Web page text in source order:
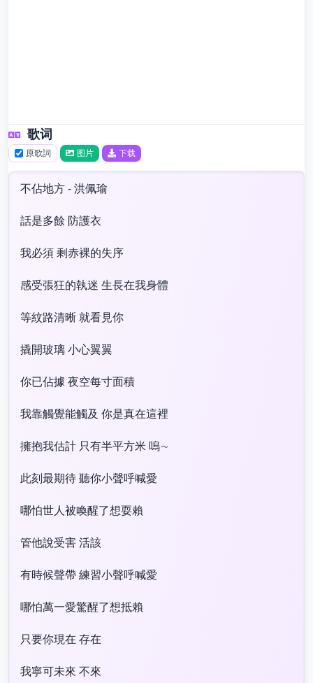
歌词
原歌詞 图片 下载
不佔地方 - 洪佩瑜
話是多餘 防護衣
我必須 剩赤裸的失序
感受張狂的執迷 生長在我身體
等紋路清晰 就看見你
撬開玻璃 小心翼翼
你已佔據 夜空每寸面積
我靠觸覺能觸及 你是真在這裡
擁抱我估計 只有半平方米 嗚∼
此刻最期待 聽你小聲呼喊愛
哪怕世人被喚醒了想耍賴
管他說受害 活該
有時候聲帶 練習小聲呼喊愛
哪怕萬一愛驚醒了想抵賴
只要你現在 存在
我寧可未來 不來